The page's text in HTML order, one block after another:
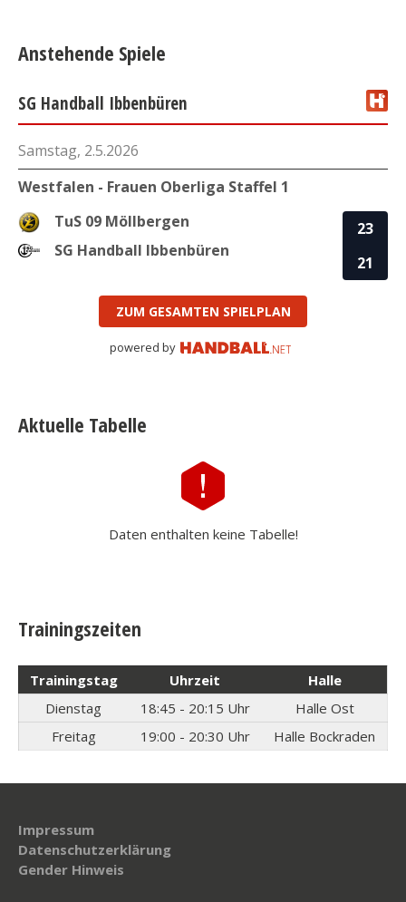
Anstehende Spiele
SG Handball Ibbenbüren
Samstag, 2.5.2026
Westfalen - Frauen Oberliga Staffel 1
TuS 09 Möllbergen
SG Handball Ibbenbüren
23
21
ZUM GESAMTEN SPIELPLAN
powered by
Aktuelle Tabelle
Daten enthalten keine Tabelle!
Trainingszeiten
Trainingstag Uhrzeit
Halle
Dienstag
18:45 - 20:15 Uhr
Halle Ost
Freitag
19:00 - 20:30 Uhr Halle Bockraden
Impressum
Datenschutzerklärung
Gender Hinweis